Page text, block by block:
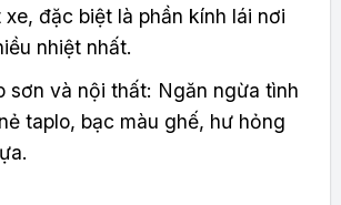
xe, đặc biệt là phần kính lái nơi
nhiệt nhất.
sơn và nội thất: Ngăn ngừa tình
taplo, bạc màu ghế, hư hỏng